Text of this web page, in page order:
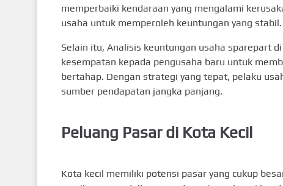
memperbaiki kendaraan yang mengalami
usaha untuk memperoleh keuntungan yang stabil.
Selain itu, Analisis keuntungan usaha sparepart
kesempatan kepada pengusaha baru untuk
bertahap. Dengan strategi yang tepat, pelaku
sumber pendapatan jangka panjang.
Peluang Pasar di Kota Kecil
Kota kecil memiliki potensi pasar yang cukup